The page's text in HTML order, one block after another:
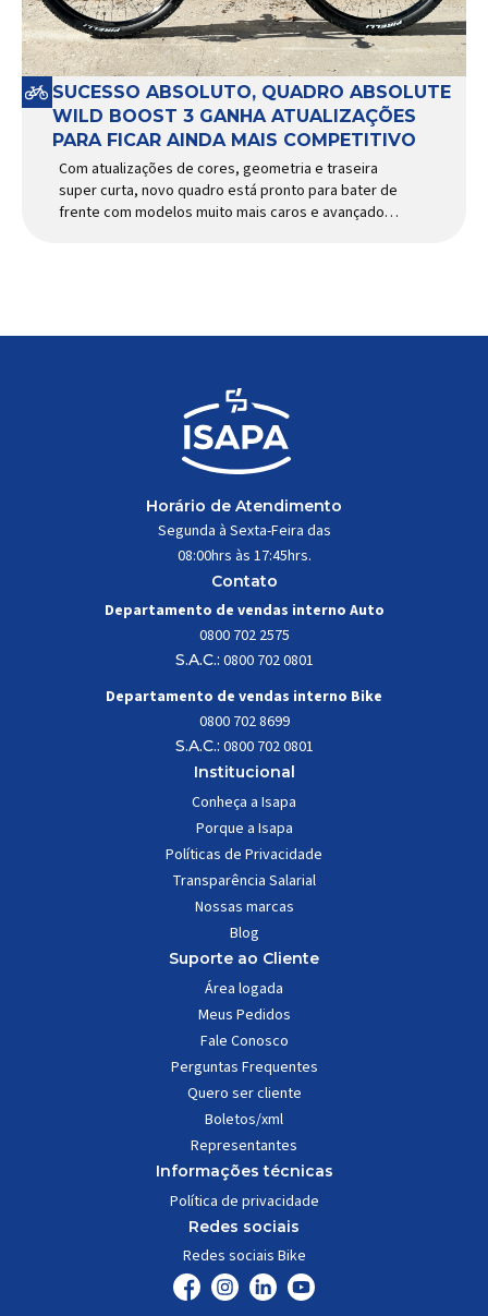
SUCESSO ABSOLUTO, QUADRO ABSOLUTE
WILD BOOST 3 GANHA ATUALIZAÇÕES
PARA FICAR AINDA MAIS COMPETITIVO
Com atualizações de cores, geometria e traseira
super curta, novo quadro está pronto para bater de
frente com modelos muito mais caros e avançados
Horário de Atendimento
Segunda à Sexta-Feira das
08:00hrs às 17:45hrs.
Contato
Departamento de vendas interno Auto
0800 702 2575
S.A.C.: 0800 702 0801
Departamento de vendas interno Bike
0800 702 8699
S.A.C.: 0800 702 0801
Institucional
Conheça a Isapa
Porque a Isapa
Políticas de Privacidade
Transparência Salarial
Nossas marcas
Blog
Suporte ao Cliente
Área logada
Meus Pedidos
Fale Conosco
Perguntas Frequentes
Quero ser cliente
Boletos/xml
Representantes
Informações técnicas
Política de privacidade
Redes sociais
Redes sociais Bike